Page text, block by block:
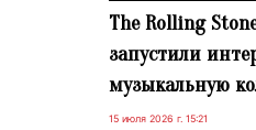
The Rolling
запустили
музыкальную
15 июля 2026 г. 15:21